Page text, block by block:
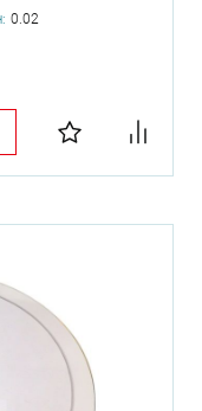
0.02